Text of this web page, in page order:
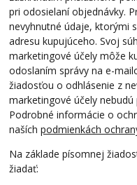
pri odosielaní objednávky.
nevyhnutné údaje, ktorými
adresu kupujúceho. Svoj
marketingové účely môže
odoslaním správy na e-
žiadosťou o odhlásenie z
marketingové účely
Podrobné informácie o
našíchpodmienkách
Na základe písomnej
žiadať: